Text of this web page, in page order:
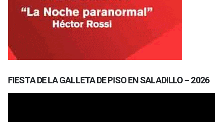
FIESTA DE LA GALLETA DE PISO EN SALADILLO – 2026